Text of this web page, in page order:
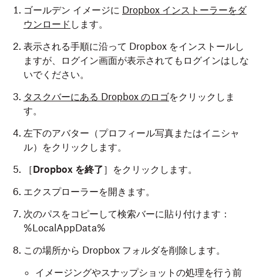
ゴールデン イメージに Dropbox インストーラーをダ
ウンロード します。
表示される手順に沿って Dropbox をインストールし
ますが、ログイン画面が表示されてもログインはしな
いでください。
タスクバーにある Dropbox のロゴをクリックしま
す。
左下のアバター（プロフィール写真またはイニシャ
ル）をクリックします。
［Dropbox を終了］をクリックします。
エクスプローラーを開きます。
次のパスをコピーして検索バーに貼り付けます：
%LocalAppData%
この場所から Dropbox フォルダを削除します。
イメージングやスナップショットの処理を行う前